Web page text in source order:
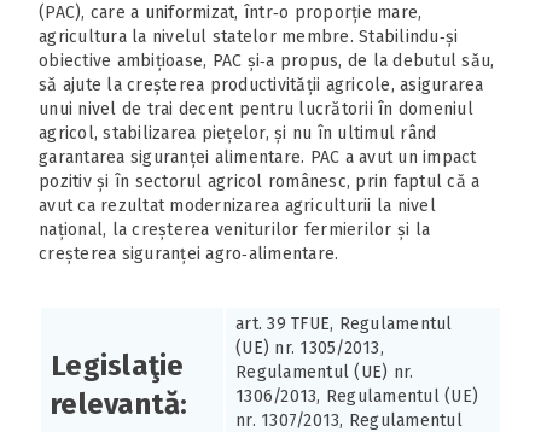
(PAC), care a uniformizat, într‑o proporție mare,
agricultura la nivelul statelor membre. Stabilindu‑și
obiective ambițioase, PAC și‑a propus, de la debutul său,
să ajute la creșterea productivității agricole, asigurarea
unui nivel de trai decent pentru lucrătorii în domeniul
agricol, stabilizarea piețelor, și nu în ultimul rând
garantarea siguranței alimentare. PAC a avut un impact
pozitiv și în sectorul agricol românesc, prin faptul că a
avut ca rezultat modernizarea agriculturii la nivel
național, la creșterea veniturilor fermierilor și la
creșterea siguranței agro‑alimentare.
Legislaţie
relevantă:
art. 39 TFUE, Regulamentul
(UE) nr. 1305/2013,
Regulamentul (UE) nr.
1306/2013, Regulamentul (UE)
nr. 1307/2013, Regulamentul